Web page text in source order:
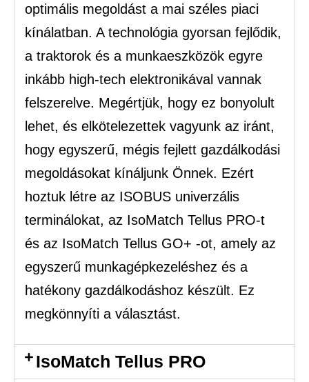
optimális megoldást a mai széles piaci
kínálatban. A technológia gyorsan fejlődik,
a traktorok és a munkaeszközök egyre
inkább high-tech elektronikával vannak
felszerelve. Megértjük, hogy ez bonyolult
lehet, és elkötelezettek vagyunk az iránt,
hogy egyszerű, mégis fejlett gazdálkodási
megoldásokat kínáljunk Önnek. Ezért
hoztuk létre az ISOBUS univerzális
terminálokat, az IsoMatch Tellus PRO-t
és az IsoMatch Tellus GO+ -ot, amely az
egyszerű munkagépkezeléshez és a
hatékony gazdálkodáshoz készült. Ez
megkönnyíti a választást.
IsoMatch Tellus PRO